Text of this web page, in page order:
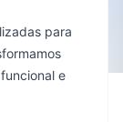
para
e